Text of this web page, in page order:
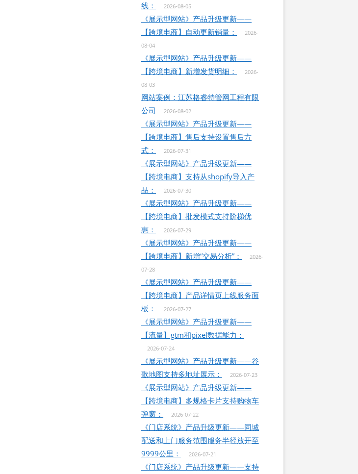
线：
2026-08-05
《展示型网站》产品升级更新——
【跨境电商】自动更新销量：
2026-
08-04
《展示型网站》产品升级更新——
【跨境电商】新增发货明细：
2026-
08-03
网站案例：江苏格睿特管网工程有限
公司
2026-08-02
《展示型网站》产品升级更新——
【跨境电商】售后支持设置售后方
式：
2026-07-31
《展示型网站》产品升级更新——
【跨境电商】支持从shopify导入产
品：
2026-07-30
《展示型网站》产品升级更新——
【跨境电商】批发模式支持阶梯优
惠：
2026-07-29
《展示型网站》产品升级更新——
【跨境电商】新增“交易分析”：
2026-
07-28
《展示型网站》产品升级更新——
【跨境电商】产品详情页上线服务面
板：
2026-07-27
《展示型网站》产品升级更新——
【流量】gtm和pixel数据能力：
2026-07-24
《展示型网站》产品升级更新——谷
歌地图支持多地址展示：
2026-07-23
《展示型网站》产品升级更新——
【跨境电商】多规格卡片支持购物车
弹窗：
2026-07-22
《门店系统》产品升级更新——同城
配送和上门服务范围服务半径放开至
9999公里：
2026-07-21
《门店系统》产品升级更新——支持